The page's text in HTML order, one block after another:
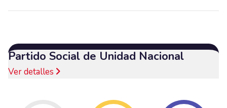
Partido Social de Unidad Nacional
Ver detalles